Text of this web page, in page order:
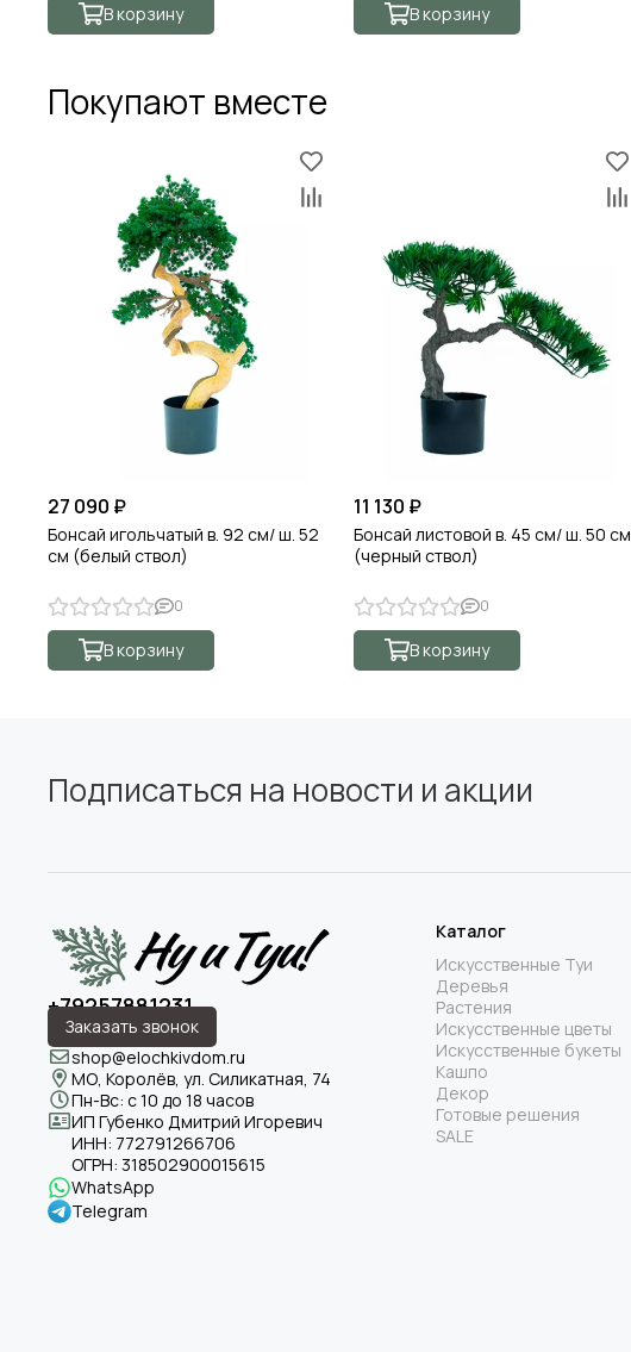
В корзину В корзину
Покупают вместе
27 090 ₽
Бонсай игольчатый в. 92 см/ ш. 52
см (белый ствол)
0
В корзину
11 130 ₽
Бонсай листовой в. 45 см/ ш. 50 см
(черный ствол)
0
В корзину
Подписаться на новости и акции
+79257881231
Заказать звонок
shop@elochkivdom.ru
МО, Королёв, ул. Силикатная, 74
Пн-Вс: с 10 до 18 часов
ИП Губенко Дмитрий Игоревич
ИНН: 772791266706
ОГРН: 318502900015615
WhatsApp
Telegram
Каталог
Искусственные Туи
Деревья
Растения
Искусственные цветы
Искусственные букеты
Кашпо
Декор
Готовые решения
SALE